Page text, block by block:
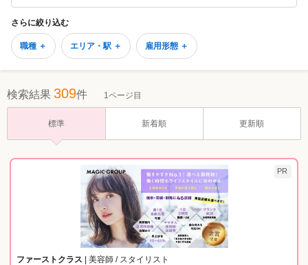
さらに絞り込む
職種 ＋ エリア・駅 ＋ 雇用形態 ＋
検索結果 309件 1ページ目
標準 新着順 更新順
PR
ファーストクラス | 美容師 / スタイリスト